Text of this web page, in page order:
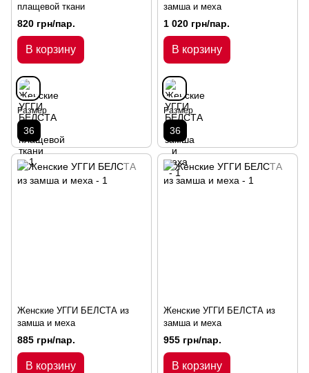
плащевой ткани
820 грн/пар.
В корзину
Размер
36
замша и меха
1 020 грн/пар.
В корзину
Размер
36
Женские УГГИ БЕЛСТА из
замша и меха
885 грн/пар.
В корзину
Женские УГГИ БЕЛСТА из
замша и меха
955 грн/пар.
В корзину